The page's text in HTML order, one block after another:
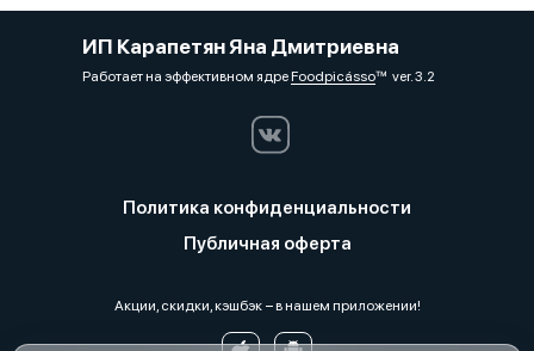
ИП Карапетян Яна Дмитриевна
Работает на эффективном ядреFoodpicássover. 3.2
Политика конфиденциальности
Публичная оферта
Акции, скидки, кэшбэк − в нашем приложении!